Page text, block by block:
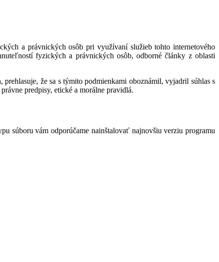
a právnických osôb pri využívaní služieb tohto internetového
fyzických a právnických osôb, odborné články z oblasti
že sa s týmito podmienkami oboznámil, vyjadril súhlas s
predpisy, etické a morálne pravidlá.
súboru vám odporúčame nainštalovať najnovšiu verziu programu